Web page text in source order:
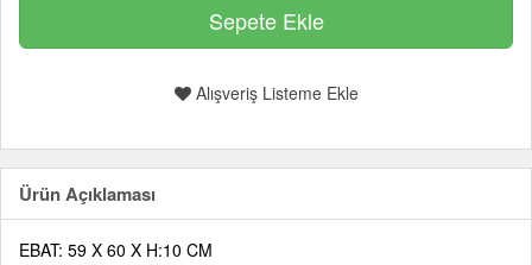
Alışveriş Listeme Ekle
Ürün Açıklaması
EBAT: 59 X 60 X H:10 CM